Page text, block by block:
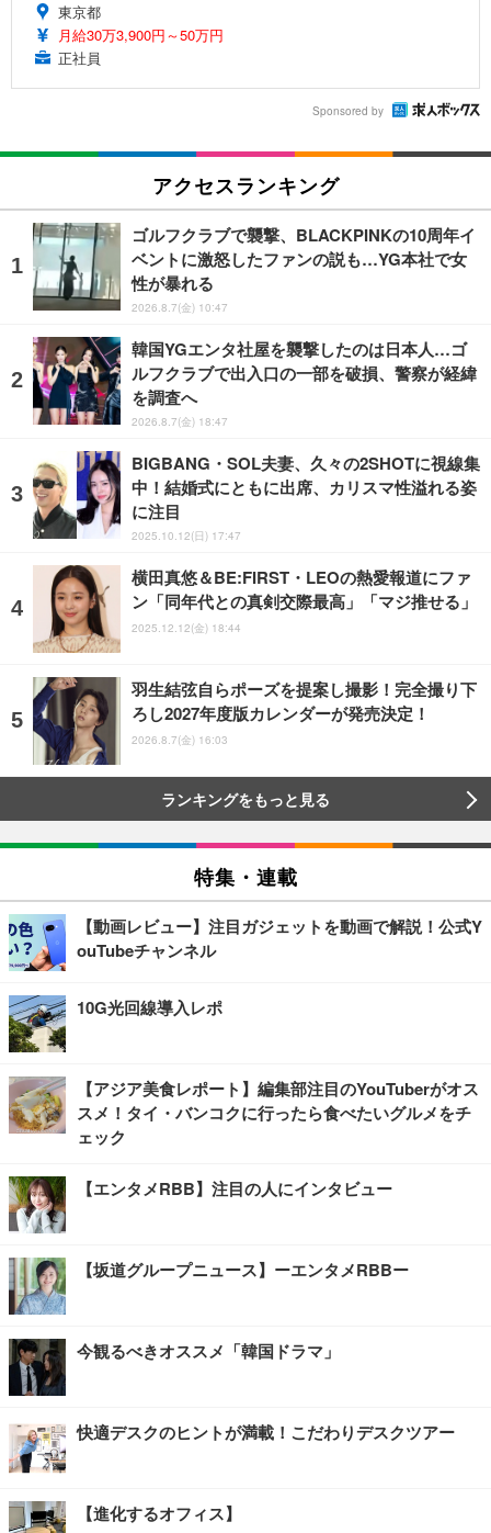
東京都
月給30万3,900円～50万円
正社員
Sponsored by
アクセスランキング
ゴルフクラブで襲撃、BLACKPINKの10周年イ
ベントに激怒したファンの説も…YG本社で女
性が暴れる
2026.8.7(金) 10:47
韓国YGエンタ社屋を襲撃したのは日本人…ゴ
ルフクラブで出入口の一部を破損、警察が経緯
を調査へ
2026.8.7(金) 18:47
BIGBANG・SOL夫妻、久々の2SHOTに視線集
中！結婚式にともに出席、カリスマ性溢れる姿
に注目
2025.10.12(日) 17:47
横田真悠＆BE:FIRST・LEOの熱愛報道にファ
ン「同年代との真剣交際最高」「マジ推せる」
2025.12.12(金) 18:44
羽生結弦自らポーズを提案し撮影！完全撮り下
ろし2027年度版カレンダーが発売決定！
2026.8.7(金) 16:03
ランキングをもっと見る
特集・連載
【動画レビュー】注目ガジェットを動画で解説！公式Y
ouTubeチャンネル
10G光回線導入レポ
【アジア美食レポート】編集部注目のYouTuberがオス
スメ！タイ・バンコクに行ったら食べたいグルメをチ
ェック
【エンタメRBB】注目の人にインタビュー
【坂道グループニュース】ーエンタメRBBー
今観るべきオススメ「韓国ドラマ」
快適デスクのヒントが満載！こだわりデスクツアー
【進化するオフィス】